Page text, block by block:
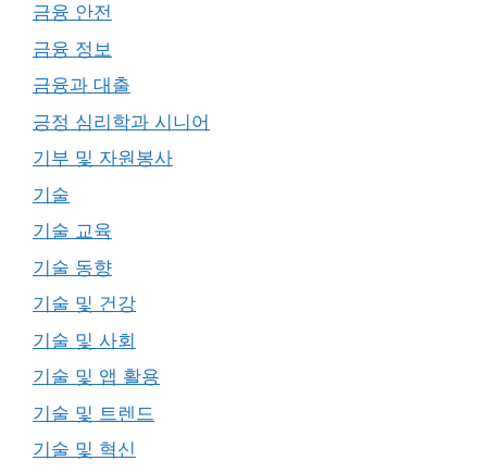
금융 안전
금융 정보
금융과 대출
긍정 심리학과 시니어
기부 및 자원봉사
기술
기술 교육
기술 동향
기술 및 건강
기술 및 사회
기술 및 앱 활용
기술 및 트렌드
기술 및 혁신